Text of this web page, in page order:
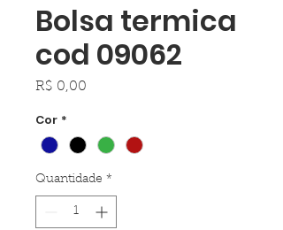
Bolsa termica
cod 09062
R$ 0,00
Cor *
Quantidade *